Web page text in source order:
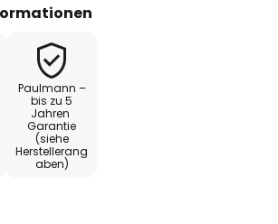
- kompatibel mit MaxLED 1000
Paulmann –
bis zu 5
Jahren
Garantie
(siehe
Herstellerang
aben)